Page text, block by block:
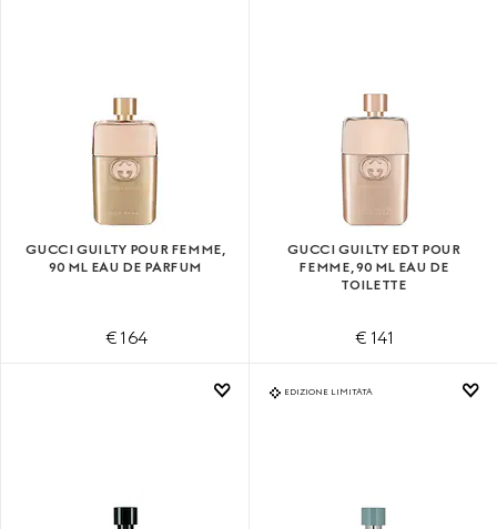
GUCCI GUILTY POUR FEMME,
90 ML EAU DE PARFUM
€ 164
GUCCI GUILTY EDT POUR
FEMME, 90 ML EAU DE
TOILETTE
€ 141
EDIZIONE LIMITATA